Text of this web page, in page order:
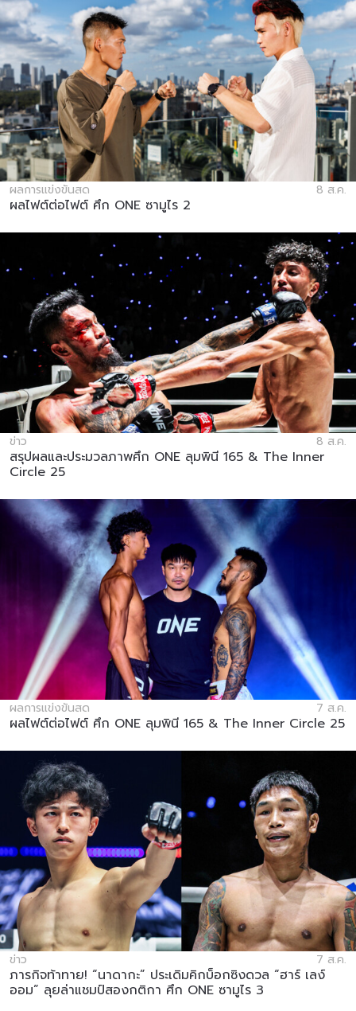
ผลการแข่งขันสด 8 ส.ค.
ผลไฟต์ต่อไฟต์ ศึก ONE ซามูไร 2
ข่าว 8 ส.ค.
สรุปผลและประมวลภาพศึก ONE ลุมพินี 165 & The Inner
Circle 25
ผลการแข่งขันสด 7 ส.ค.
ผลไฟต์ต่อไฟต์ ศึก ONE ลุมพินี 165 & The Inner Circle 25
ข่าว 7 ส.ค.
ภารกิจท้าทาย! “นาดากะ” ประเดิมคิกบ็อกซิงดวล “ฮาร์ เลง์
ออม” ลุยล่าแชมป์สองกติกา ศึก ONE ซามูไร 3